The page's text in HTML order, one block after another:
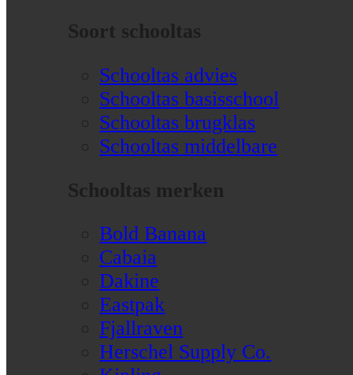
Soort schooltas
Schooltas advies
Schooltas basisschool
Schooltas brugklas
Schooltas middelbare
Schooltas merken
Bold Banana
Cabaia
Dakine
Eastpak
Fjallraven
Herschel Supply Co.